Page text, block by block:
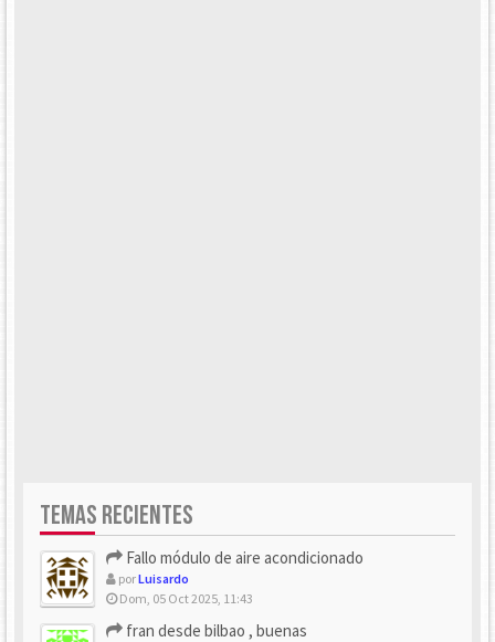
TEMAS RECIENTES
Fallo módulo de aire acondicionado
porLuisardo
Dom, 05 Oct 2025, 11:43
fran desde bilbao , buenas